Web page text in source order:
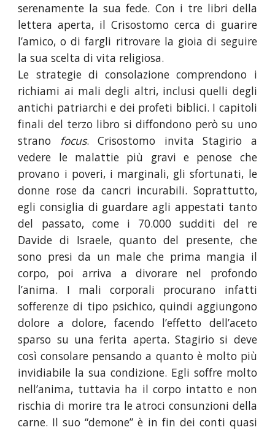
serenamente la sua fede. Con i tre libri della
lettera aperta, il Crisostomo cerca di guarire
l’amico, o di fargli ritrovare la gioia di seguire
la sua scelta di vita religiosa.
Le strategie di consolazione comprendono i
richiami ai mali degli altri, inclusi quelli degli
antichi patriarchi e dei profeti biblici. I capitoli
finali del terzo libro si diffondono però su uno
strano focus. Crisostomo invita Stagirio a
vedere le malattie più gravi e penose che
provano i poveri, i marginali, gli sfortunati, le
donne rose da cancri incurabili. Soprattutto,
egli consiglia di guardare agli appestati tanto
del passato, come i 70.000 sudditi del re
Davide di Israele, quanto del presente, che
sono presi da un male che prima mangia il
corpo, poi arriva a divorare nel profondo
l’anima. I mali corporali procurano infatti
sofferenze di tipo psichico, quindi aggiungono
dolore a dolore, facendo l’effetto dell’aceto
sparso su una ferita aperta. Stagirio si deve
così consolare pensando a quanto è molto più
invidiabile la sua condizione. Egli soffre molto
nell’anima, tuttavia ha il corpo intatto e non
rischia di morire tra le atroci consunzioni della
carne. Il suo “demone” è in fin dei conti quasi